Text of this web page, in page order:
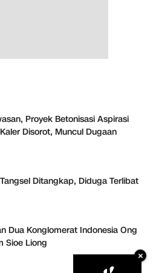
Proyek Betonisasi Aspirasi
Disorot, Muncul Dugaan
Ditangkap, Diduga Terlibat
Dua Konglomerat Indonesia Ong
Sioe Liong
×